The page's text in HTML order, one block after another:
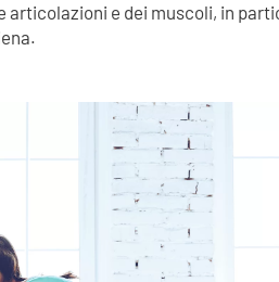
articolazioni e dei muscoli, in